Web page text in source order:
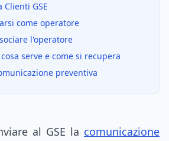
Clienti GSE
come operatore
l'operatore
serve e come si recupera
preventiva
al GSE la comunicazione